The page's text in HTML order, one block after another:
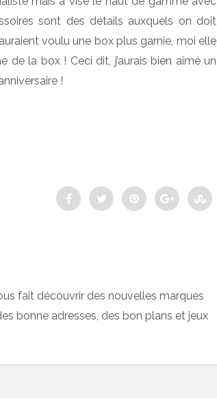
sont des détails auxquels on doit
voulu une box plus garnie, moi elle
la box ! Ceci dit, j’aurais bien aimé un
!
fait découvrir des nouvelles marques
bonne adresses, des bon plans et jeux